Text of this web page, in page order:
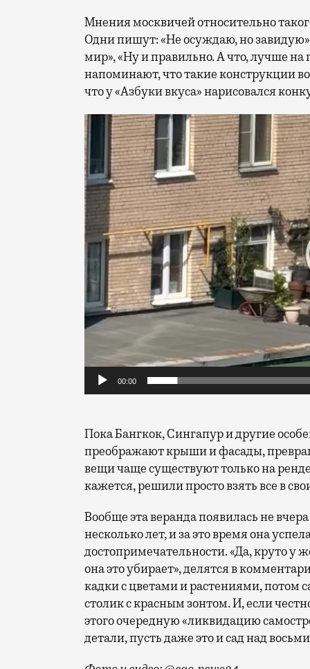
Мнения москвичей относительно
Одни пишут: «Не осуждаю, но
мир», «Ну и правильно. А что, лучше
напоминают, что такие конструкции
что у «Азбуки вкуса» нарисовался
Видеоплеер
00:00
Пока Бангкок, Сингапур и другие
преображают крыши и фасады,
вещи чаще существуют только на
кажется, решили просто взять все в
Вообще эта веранда появилась не
несколько лет, и за это время она
достопримечательности. «Да, круто
она это убирает», делятся в
кадки с цветами и растениями, потом
столик с красным зонтом. И, если
этого очередную «ликвидацию
детали, пусть даже это и сад над